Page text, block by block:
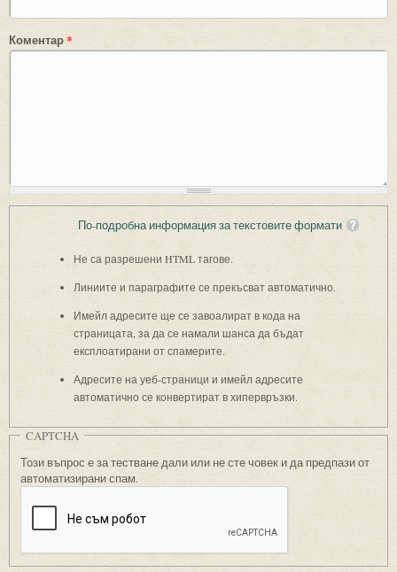
Коментар*
По-подробна информация за текстовите формати
Не са разрешени HTML тагове.
Линиите и параграфите се прекъсват автоматично.
Имейл адресите ще се завоалират в кода на
страницата, за да се намали шанса да бъдат
експлоатирани от спамерите.
Адресите на уеб-страници и имейл адресите
автоматично се конвертират в хипервръзки.
CAPTCHA
Този въпрос е за тестване дали или не сте човек и да предпази от
автоматизирани спам.